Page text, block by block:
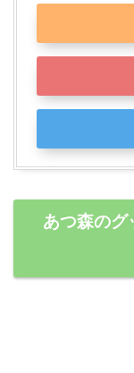
あつ森の